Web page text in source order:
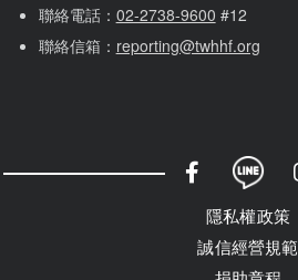
聯絡電話： 02-2738-9600 #12
聯絡信箱： reporting@twhhf.org
社群選單
隱私權政策
誠信經營規範